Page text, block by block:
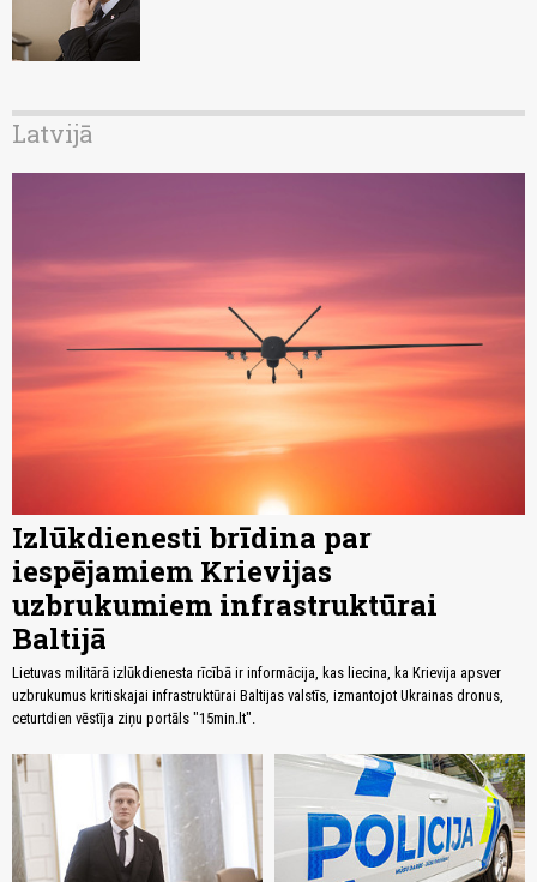
Latvijā
Izlūkdienesti brīdina par
iespējamiem Krievijas
uzbrukumiem infrastruktūrai
Baltijā
Lietuvas militārā izlūkdienesta rīcībā ir informācija, kas liecina, ka Krievija apsver
uzbrukumus kritiskajai infrastruktūrai Baltijas valstīs, izmantojot Ukrainas dronus,
ceturtdien vēstīja ziņu portāls "15min.lt".